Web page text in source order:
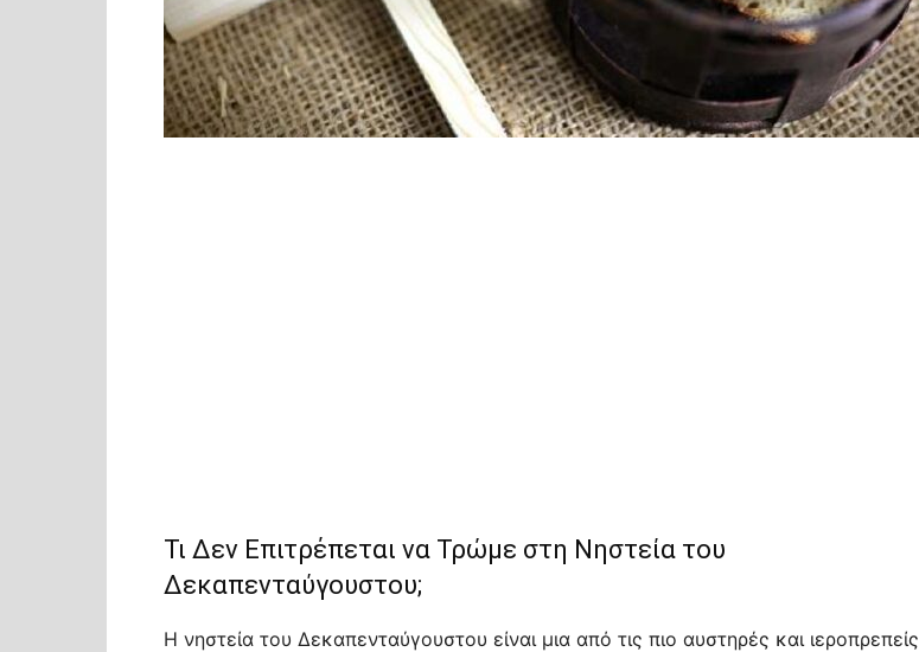
Τι Δεν Επιτρέπεται να Τρώμε στη Νηστεία του
Δεκαπενταύγουστου;
Η νηστεία του Δεκαπενταύγουστου είναι μια από τις πιο αυστηρές και ιεροπρεπείς